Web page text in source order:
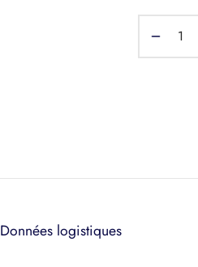
Données logistiques